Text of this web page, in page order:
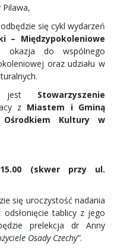
się cykl wydarzeń
– Międzypokoleniowe
do wspólnego
oraz udziału w
jest Stowarzyszenie
z Miastem i Gminą
Ośrodkiem Kultury w
(skwer przy ul.
się uroczystość nadania
odsłonięcie tablicy z jego
prelekcja dr Anny
Osady Czechy”.